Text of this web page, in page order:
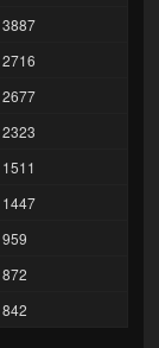
3887
2716
2677
2323
1511
1447
959
872
842